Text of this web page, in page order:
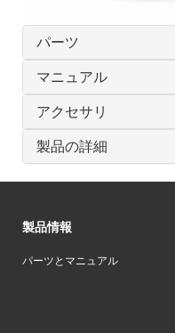
パーツ
マニュアル
アクセサリ
製品の詳細
製品情報
パーツとマニュアル